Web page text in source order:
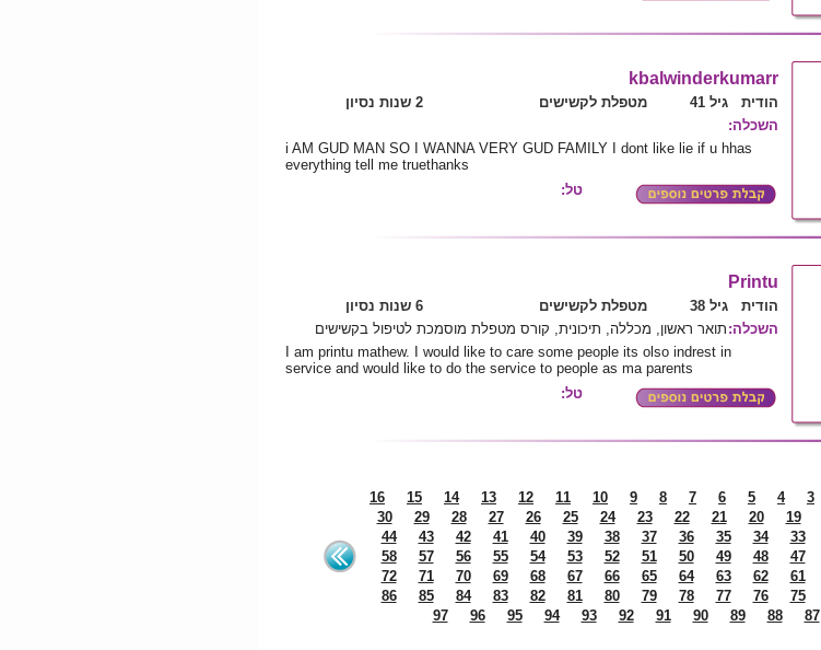
kbalwinderkumarr
הודית גיל 41 מטפלת לקשישים
2 שנות נסיון
השכלה:
i AM GUD MAN SO I WANNA VERY GUD FAMILY I dont like lie if u hhas
everything tell me truethanks
טל:
Printu
הודית גיל 38 מטפלת לקשישים
6 שנות נסיון
השכלה: תואר ראשון, מכללה, תיכונית, קורס מטפלת מוסמכת לטיפול בקשישים
I am printu mathew. I would like to care some people its olso indrest in
service and would like to do the service to people as ma parents
טל:
3
4
5
6
7
8
9
10
11
12
13
14
15
16
19
20
21
22
23
24
25
26
27
28
29
30
33
34
35
36
37
38
39
40
41
42
43
44
47
48
49
50
51
52
53
54
55
56
57
58
61
62
63
64
65
66
67
68
69
70
71
72
75
76
77
78
79
80
81
82
83
84
85
86
87
88
89
90
91
92
93
94
95
96
97